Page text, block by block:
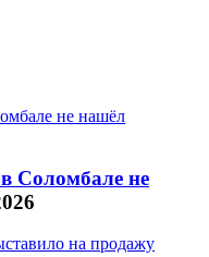
Соломбале не